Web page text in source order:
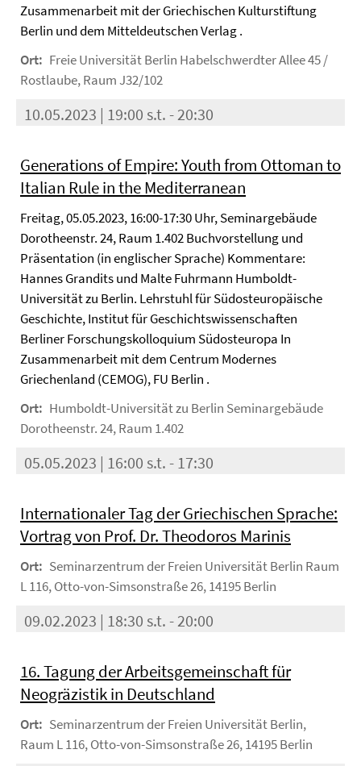
Zusammenarbeit mit der Griechischen Kulturstiftung
Berlin und dem Mitteldeutschen Verlag .
Ort: Freie Universität Berlin Habelschwerdter Allee 45 /
Rostlaube, Raum J32/102
10.05.2023 | 19:00 s.t. - 20:30
Generations of Empire: Youth from Ottoman to
Italian Rule in the Mediterranean
Freitag, 05.05.2023, 16:00-17:30 Uhr, Seminargebäude
Dorotheenstr. 24, Raum 1.402 Buchvorstellung und
Präsentation (in englischer Sprache) Kommentare:
Hannes Grandits und Malte Fuhrmann Humboldt-
Universität zu Berlin. Lehrstuhl für Südosteuropäische
Geschichte, Institut für Geschichtswissenschaften
Berliner Forschungskolloquium Südosteuropa In
Zusammenarbeit mit dem Centrum Modernes
Griechenland (CEMOG), FU Berlin .
Ort: Humboldt-Universität zu Berlin Seminargebäude
Dorotheenstr. 24, Raum 1.402
05.05.2023 | 16:00 s.t. - 17:30
Internationaler Tag der Griechischen Sprache:
Vortrag von Prof. Dr. Theodoros Marinis
Ort: Seminarzentrum der Freien Universität Berlin Raum
L 116, Otto-von-Simsonstraße 26, 14195 Berlin
09.02.2023 | 18:30 s.t. - 20:00
16. Tagung der Arbeitsgemeinschaft für
Neogräzistik in Deutschland
Ort: Seminarzentrum der Freien Universität Berlin,
Raum L 116, Otto-von-Simsonstraße 26, 14195 Berlin